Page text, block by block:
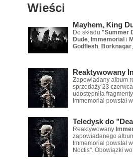
Wieści
Mayhem, King
Do składu "Summer
Dude, Immemorial i
Godflesh, Borknagar,
Reaktywowany
Zapowiadany album
sprzedaży 23
udostępniła
Immemorial powstał w
Teledysk do
Reaktywowany
zapowiadanego
Immemorial powstał
Noctis". Obowiązki